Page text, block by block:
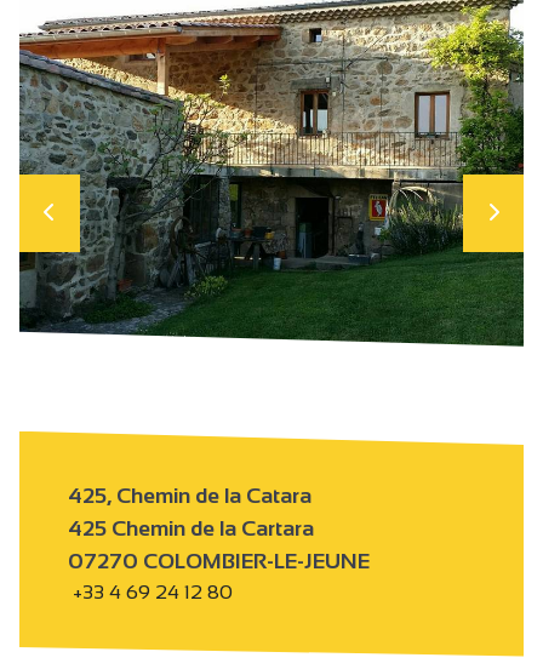
425, Chemin de la Catara
425 Chemin de la Cartara
07270 COLOMBIER-LE-JEUNE
+33 4 69 24 12 80